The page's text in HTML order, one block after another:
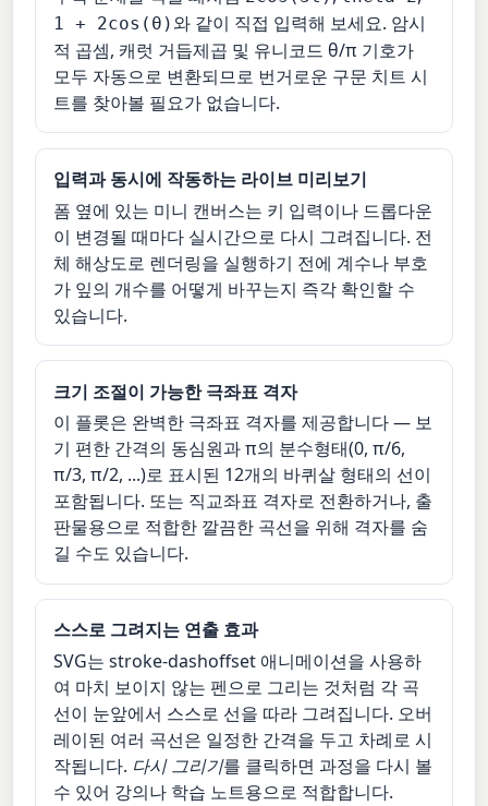
1 + 2cos(θ) 와 같이 직접 입력해 보세요. 암시
적 곱셈, 캐럿 거듭제곱 및 유니코드 θ/π 기호가
모두 자동으로 변환되므로 번거로운 구문 치트 시
트를 찾아볼 필요가 없습니다.
입력과 동시에 작동하는 라이브 미리보기
폼 옆에 있는 미니 캔버스는 키 입력이나 드롭다운
이 변경될 때마다 실시간으로 다시 그려집니다. 전
체 해상도로 렌더링을 실행하기 전에 계수나 부호
가 잎의 개수를 어떻게 바꾸는지 즉각 확인할 수
있습니다.
크기 조절이 가능한 극좌표 격자
이 플롯은 완벽한 극좌표 격자를 제공합니다 — 보
기 편한 간격의 동심원과 π의 분수형태(0, π/6,
π/3, π/2, ...)로 표시된 12개의 바퀴살 형태의 선이
포함됩니다. 또는 직교좌표 격자로 전환하거나, 출
판물용으로 적합한 깔끔한 곡선을 위해 격자를 숨
길 수도 있습니다.
스스로 그려지는 연출 효과
SVG는 stroke-dashoffset 애니메이션을 사용하
여 마치 보이지 않는 펜으로 그리는 것처럼 각 곡
선이 눈앞에서 스스로 선을 따라 그려집니다. 오버
레이된 여러 곡선은 일정한 간격을 두고 차례로 시
작됩니다. 다시 그리기를 클릭하면 과정을 다시 볼
수 있어 강의나 학습 노트용으로 적합합니다.